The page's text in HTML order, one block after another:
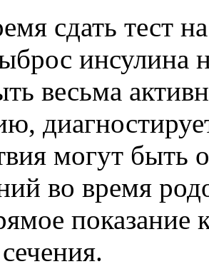
сдать тест
инсулина
весьма
могут быть
во время